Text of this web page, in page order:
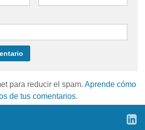
para reducir el spam. Aprende cómo
de tus comentarios.